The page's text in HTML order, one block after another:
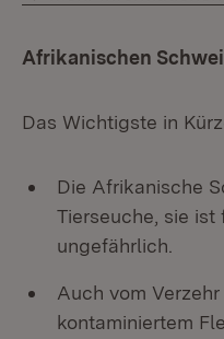
Afrikanischen
Das Wichtigste in
Die Afrikanische
Tierseuche, sie ist
ungefährlich.
Auch vom
kontaminiertem